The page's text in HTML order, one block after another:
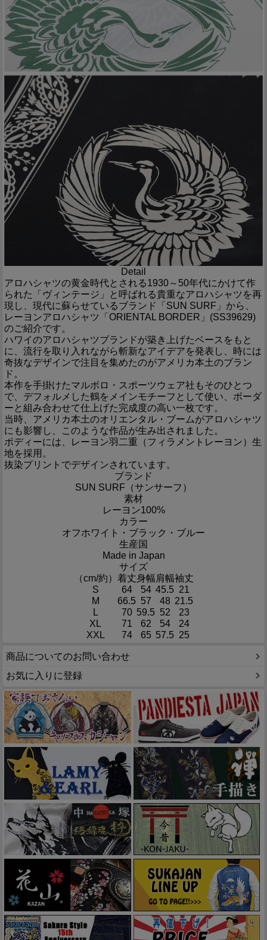
Detail
アロハシャツの黄金時代とされる1930～50年代にかけて作
られた「ヴィンテージ」と呼ばれる貴重なアロハシャツを再
現し、現代に蘇らせているブランド「SUN SURF」から、
レーヨンアロハシャツ「ORIENTAL BORDER」(SS39629)
のご紹介です。
ハワイのアロハシャツブランドが築き上げたベースをもと
に、流行を取り入れながら斬新なアイデアを発表し、時には
奇抜なデザインで注目を集めたのがアメリカ本土のブラン
ド。
本作を手掛けたマルボロ・スポーツウェア社もそのひとつ
で、デフォルメした鶴をメインモチーフとして使い、ボーダ
ーと組み合わせて仕上げた完成度の高い一枚です。
当時、アメリカ本土のオリエンタル・ブームがアロハシャツ
にも影響し、このような作品が生み出されました。
ボディーには、レーヨン羽二重（フィラメントレーヨン）生
地を採用。
抜染プリントでデザインされています。
ブランド
SUN SURF（サンサーフ）
素材
レーヨン100%
カラー
オフホワイト・ブラック・ブルー
生産国
Made in Japan
サイズ
（cm/約） 着丈身幅肩幅袖丈
S
64 54 45.5 21
M
66.5 57 48 21.5
L
70 59.5 52
23
XL
71 62 54
24
XXL
74 65 57.5 25
商品についてのお問い合わせ
お気に入りに登録